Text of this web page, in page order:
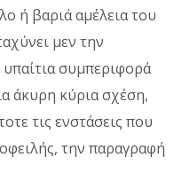
ή βαριά αμέλεια του
μεν την
συμπεριφορά
άκυρη κύρια σχέση,
τις ενστάσεις που
την παραγραφή